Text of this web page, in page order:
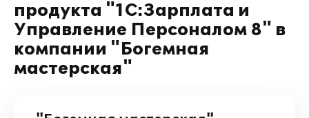
продукта "1С:Зарплата и
Управление Персоналом 8" в
компании "Богемная
мастерская"